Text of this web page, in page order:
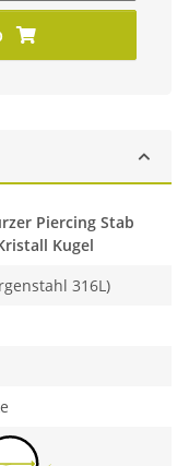
Piercing Stab
Kugel
316L)